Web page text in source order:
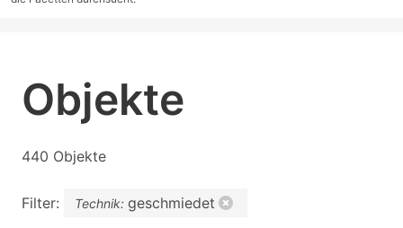
Objekte
440 Objekte
Filter: Technik: geschmiedet